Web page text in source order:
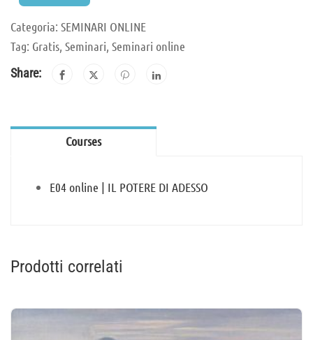
Categoria: SEMINARI ONLINE
Tag: Gratis, Seminari, Seminari online
Share:
Courses
E04 online | IL POTERE DI ADESSO
Prodotti correlati